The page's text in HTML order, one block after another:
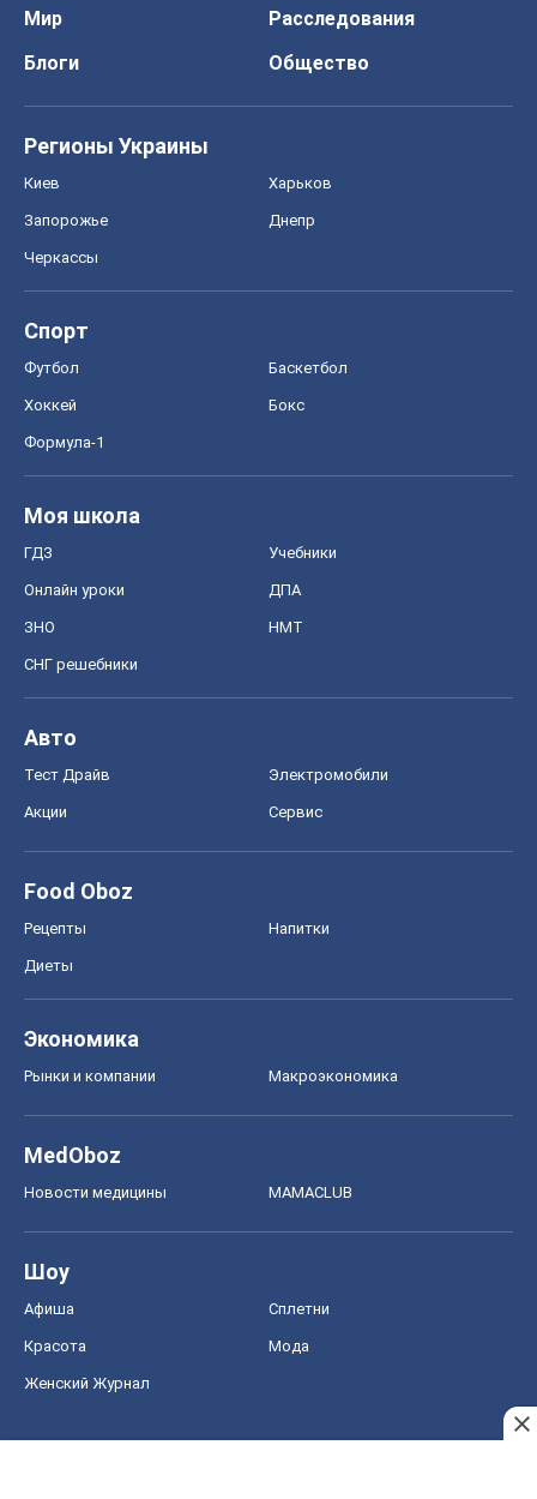
Мир
Расследования
Блоги
Общество
Регионы Украины
Киев Харьков
Запорожье Днепр
Черкассы
Спорт
Футбол Баскетбол
Хоккей Бокс
Формула-1
Моя школа
ГДЗ Учебники
Онлайн уроки ДПА
ЗНО НМТ
СНГ решебники
Авто
Тест Драйв Электромобили
Акции Сервис
Food Oboz
Рецепты Напитки
Диеты
Экономика
Рынки и компании Mакроэкономика
MedOboz
Новости медицины MAMACLUB
Шоу
Афиша Сплетни
Красота Мода
Женский Журнал